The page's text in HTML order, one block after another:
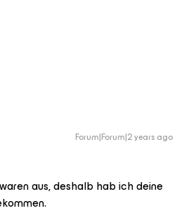
Forum|Forum|2 years ago
aus, deshalb hab ich deine